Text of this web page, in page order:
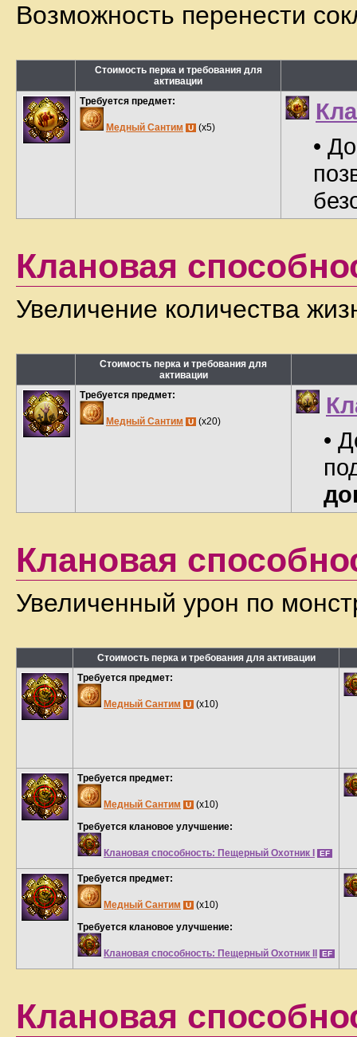
Возможность перенести
Стоимость перка и требования для
активации
Требуется предмет:
Медный Сантим U (x5)
•
Клановая
Увеличение количества
Стоимость перка и требования для
активации
Требуется предмет:
Медный Сантим U (x20)
•
Клановая
Увеличенный урон по
Стоимость перка и требования для активации
Требуется предмет:
Медный Сантим U (x10)
Требуется предмет:
Медный Сантим U (x10)
Требуется клановое улучшение:
Клановая способность: Пещерный Охотник I EF
Требуется предмет:
Медный Сантим U (x10)
Требуется клановое улучшение:
Клановая способность: Пещерный Охотник II EF
Клановая